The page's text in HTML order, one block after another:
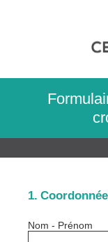
1.
Nom - Prénom